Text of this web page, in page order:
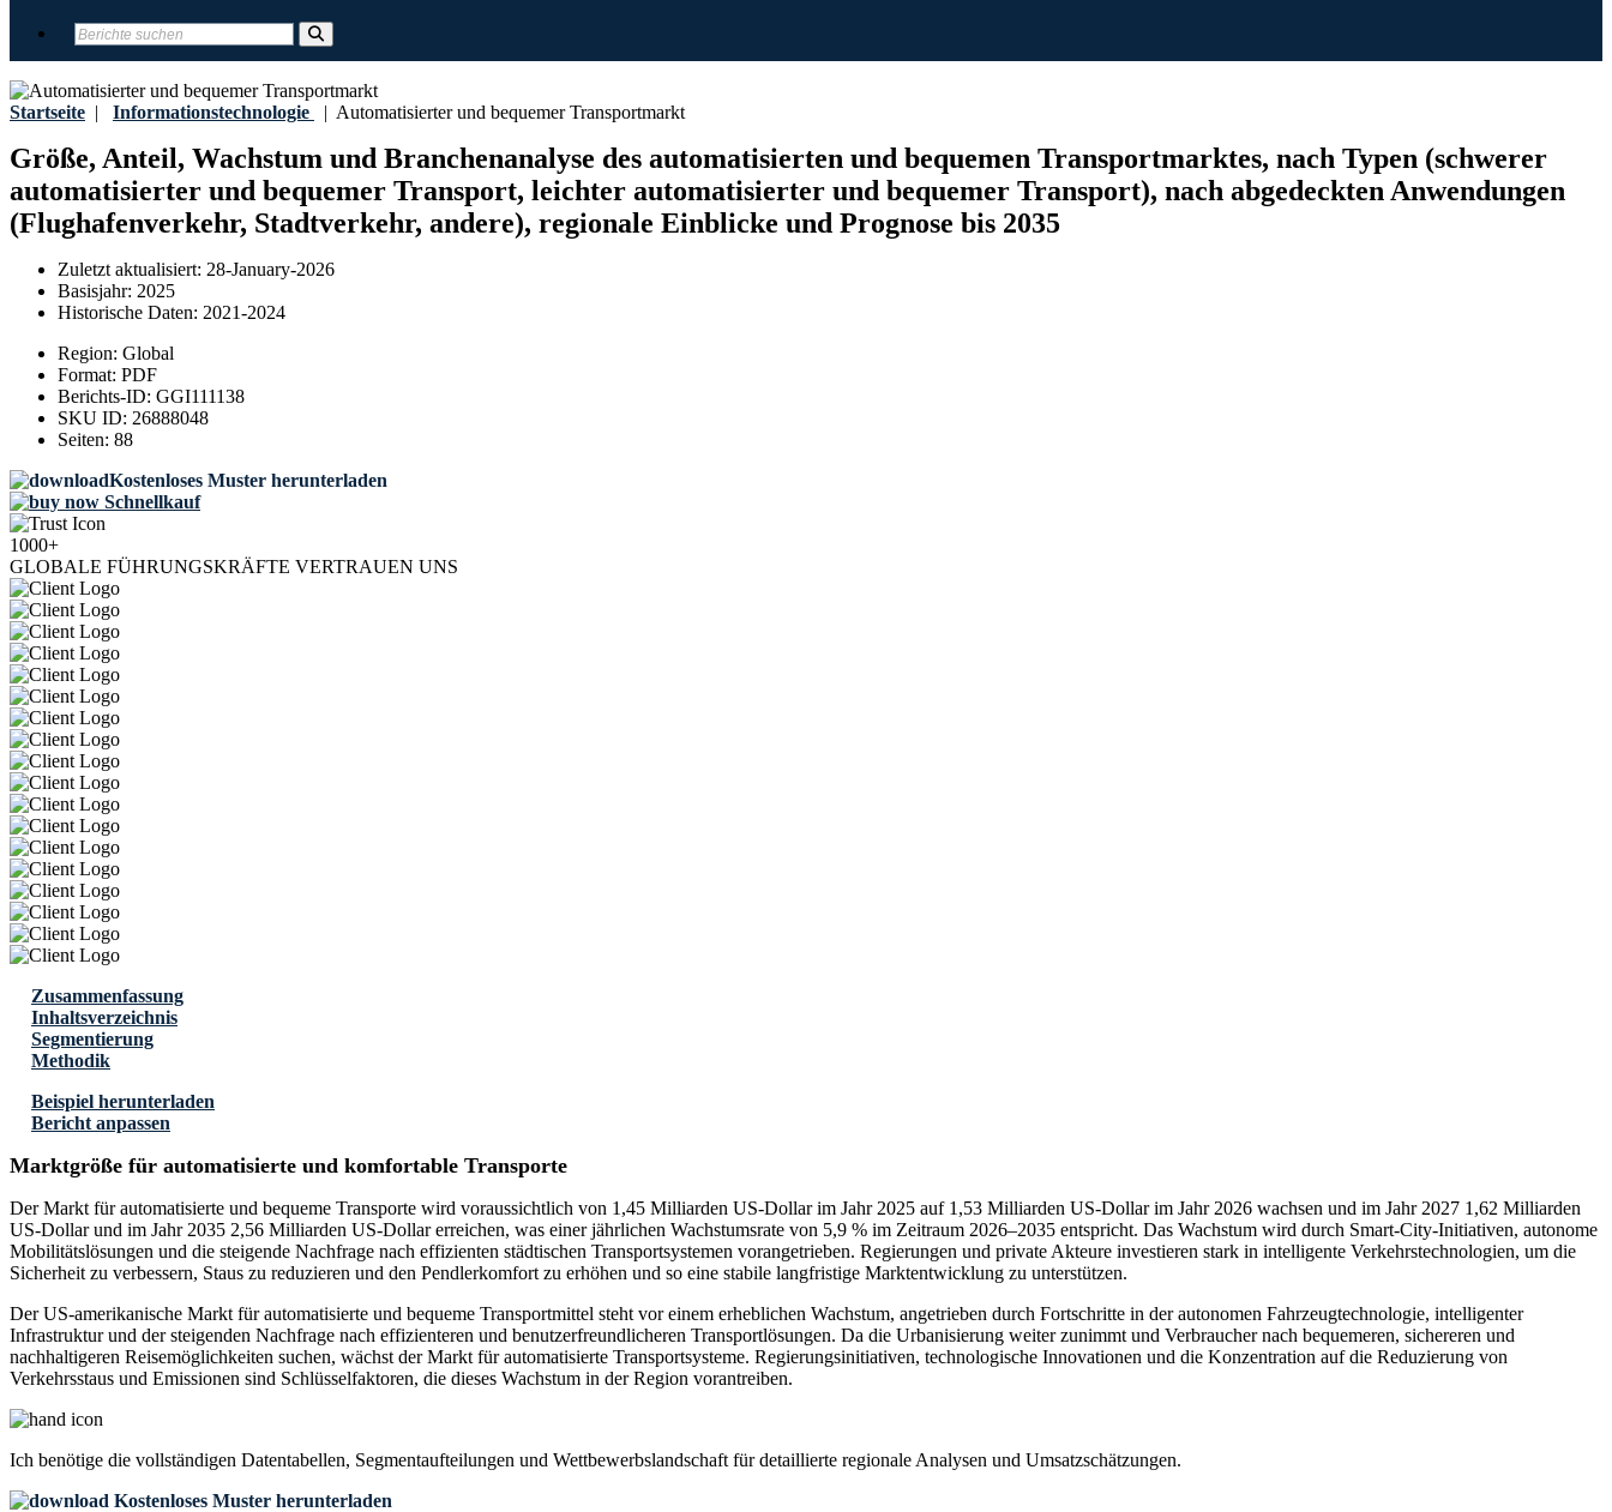
Startseite | Informationstechnologie | Automatisierter und bequemer Transportmarkt
Größe, Anteil, Wachstum und Branchenanalyse des automatisierten und bequemen Transportmarktes, nach Typen (schwerer
automatisierter und bequemer Transport, leichter automatisierter und bequemer Transport), nach abgedeckten Anwendungen
(Flughafenverkehr, Stadtverkehr, andere), regionale Einblicke und Prognose bis 2035
Zuletzt aktualisiert: 28-January-2026
Basisjahr: 2025
Historische Daten: 2021-2024
Region: Global
Format: PDF
Berichts-ID: GGI111138
SKU ID: 26888048
Seiten: 88
Kostenloses Muster herunterladen
Schnellkauf
1000+
GLOBALE FÜHRUNGSKRÄFTE VERTRAUEN UNS
Zusammenfassung
Inhaltsverzeichnis
Segmentierung
Methodik
Beispiel herunterladen
Bericht anpassen
Marktgröße für automatisierte und komfortable Transporte
Der Markt für automatisierte und bequeme Transporte wird voraussichtlich von 1,45 Milliarden US-Dollar im Jahr 2025 auf 1,53 Milliarden US-Dollar im Jahr 2026 wachsen und im Jahr 2027 1,62 Milliarden
US-Dollar und im Jahr 2035 2,56 Milliarden US-Dollar erreichen, was einer jährlichen Wachstumsrate von 5,9 % im Zeitraum 2026–2035 entspricht. Das Wachstum wird durch Smart-City-Initiativen, autonome
Mobilitätslösungen und die steigende Nachfrage nach effizienten städtischen Transportsystemen vorangetrieben. Regierungen und private Akteure investieren stark in intelligente Verkehrstechnologien, um die
Sicherheit zu verbessern, Staus zu reduzieren und den Pendlerkomfort zu erhöhen und so eine stabile langfristige Marktentwicklung zu unterstützen.
Der US-amerikanische Markt für automatisierte und bequeme Transportmittel steht vor einem erheblichen Wachstum, angetrieben durch Fortschritte in der autonomen Fahrzeugtechnologie, intelligenter
Infrastruktur und der steigenden Nachfrage nach effizienteren und benutzerfreundlicheren Transportlösungen. Da die Urbanisierung weiter zunimmt und Verbraucher nach bequemeren, sichereren und
nachhaltigeren Reisemöglichkeiten suchen, wächst der Markt für automatisierte Transportsysteme. Regierungsinitiativen, technologische Innovationen und die Konzentration auf die Reduzierung von
Verkehrsstaus und Emissionen sind Schlüsselfaktoren, die dieses Wachstum in der Region vorantreiben.
Ich benötige die vollständigen Datentabellen, Segmentaufteilungen und Wettbewerbslandschaft für detaillierte regionale Analysen und Umsatzschätzungen.
Kostenloses Muster herunterladen